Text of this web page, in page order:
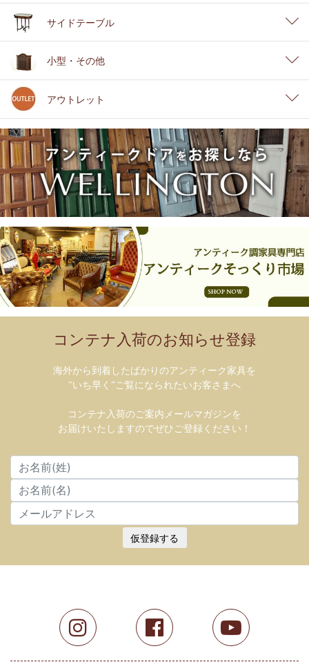
サイドテーブル
小型・その他
アウトレット
コンテナ入荷のお知らせ登録
海外から到着したばかりのアンティーク家具を
”いち早く”ご覧になられたいお客さまへ
コンテナ入荷のご案内メールマガジンを
お届けいたしますのでぜひご登録ください！
仮登録する